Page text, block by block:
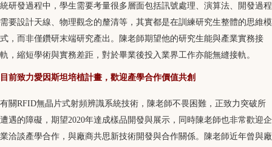
統研發過程中，學生需要考量很多層面包括訊號處理、演算法、開發過程
需要設計天線、物理觀念的釐清等，其實都是在訓練研究生整體的思維模
式，而非僅鑽研末端研究產出。陳老師期望他的研究生能與產業實務接
軌，縮短學術與實務差距，對於畢業後投入業界工作亦能無縫接軌。
目前致力愛因斯坦培植計畫，歡迎產學合作價值共創
有關RFID無晶片式射頻辨識系統技術，陳老師不畏困難，正致力突破所
遭遇的障礙，期望2020年達成樣品開發與展示，同時陳老師也非常歡迎企
業洽談產學合作，與廠商共思新技術開發與合作關係。陳老師近年曾與廠